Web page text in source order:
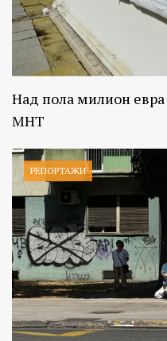
Над пола милион евра
МНТ
РЕПОРТАЖИ